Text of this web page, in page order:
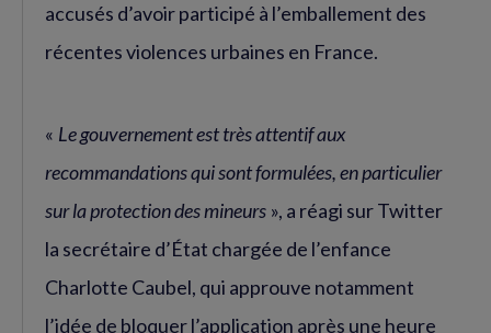
accusés d’avoir participé à l’emballement des
récentes violences urbaines en France.
« Le gouvernement est très attentif aux
recommandations qui sont formulées, en particulier
sur la protection des mineurs », a réagi sur Twitter
la secrétaire d’État chargée de l’enfance
Charlotte Caubel, qui approuve notamment
l’idée de bloquer l’application après une heure